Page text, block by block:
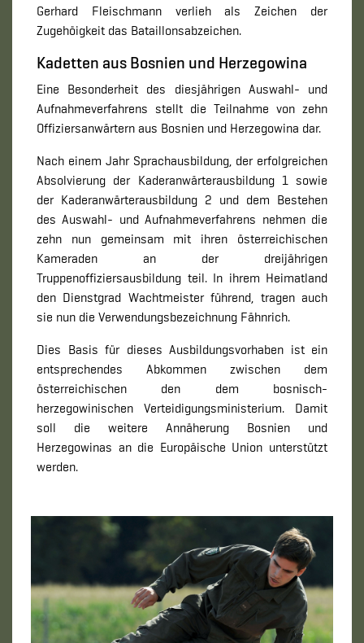
Gerhard Fleischmann verlieh als Zeichen der
Zugehöigkeit das Bataillonsabzeichen.
Kadetten aus Bosnien und Herzegowina
Eine Besonderheit des diesjährigen Auswahl- und
Aufnahmeverfahrens stellt die Teilnahme von zehn
Offiziersanwärtern aus Bosnien und Herzegowina dar.
Nach einem Jahr Sprachausbildung, der erfolgreichen
Absolvierung der Kaderanwärterausbildung 1 sowie
der Kaderanwärterausbildung 2 und dem Bestehen
des Auswahl- und Aufnahmeverfahrens nehmen die
zehn nun gemeinsam mit ihren österreichischen
Kameraden an der dreijährigen
Truppenoffiziersausbildung teil. In ihrem Heimatland
den Dienstgrad Wachtmeister führend, tragen auch
sie nun die Verwendungsbezeichnung Fähnrich.
Dies Basis für dieses Ausbildungsvorhaben ist ein
entsprechendes Abkommen zwischen dem
österreichischen den dem bosnisch-
herzegowinischen Verteidigungsministerium. Damit
soll die weitere Annäherung Bosnien und
Herzegowinas an die Europäische Union unterstützt
werden.